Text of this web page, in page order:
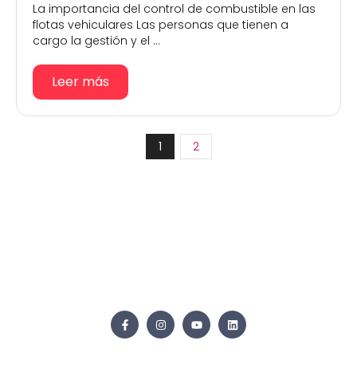
La importancia del control de combustible en las
flotas vehiculares Las personas que tienen a
cargo la gestión y el ...
Leer más
1 2